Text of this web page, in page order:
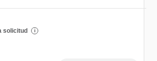
solicitud i